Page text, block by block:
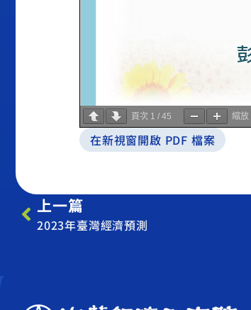
頁次 1 / 45 縮放
在新視窗開啟 PDF 檔案
上一篇
2023年臺灣經濟預測